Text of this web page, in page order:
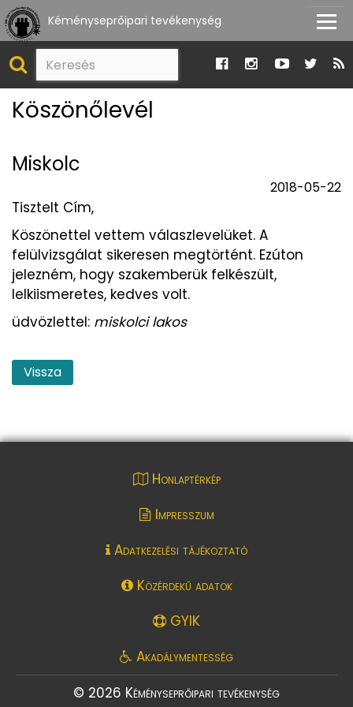
Kéményseprőipari tevékenység
Köszönőlevél
Miskolc
2018-05-22
Tisztelt Cím,
Köszönettel vettem válaszlevelüket. A
felülvizsgálat sikeresen megtörtént. Ezúton
jelezném, hogy szakemberük felkészült,
lelkiismeretes, kedves volt.
üdvözlettel: miskolci lakos
Vissza
Honlaptérkép
Impresszum
Adatkezelési tájékoztató
Közérdekű adatok
GYIK
Akadálymentesség
© 2026 Kéményseprőipari tevékenység